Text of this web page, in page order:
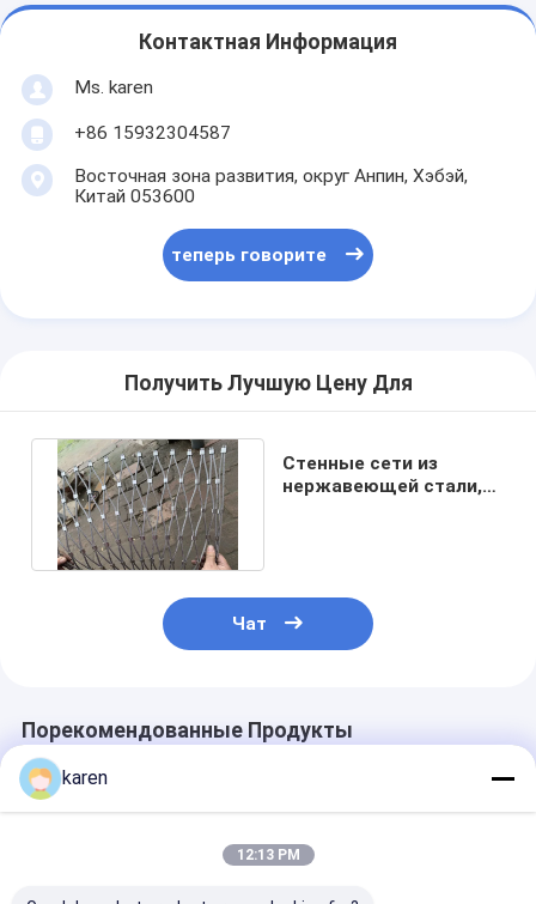
Контактная Информация
Ms. karen
+86 15932304587
Восточная зона развития, округ Анпин, Хэбэй,
Китай 053600
теперь говорите
Получить Лучшую Цену Для
Стенные сети из
нержавеющей стали,
Чат
Порекомендованные Продукты
karen
12:13 PM